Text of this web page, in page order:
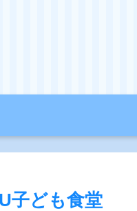
子ども食堂